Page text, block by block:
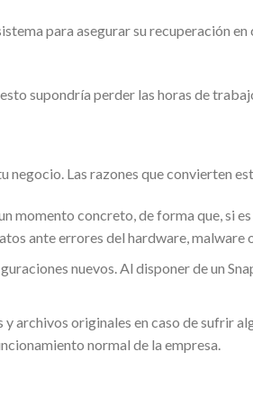
para asegurar su recuperación
supondría perder las horas de
Las razones que convierten
momento concreto, de forma que, si
ante errores del hardware, malware
nuevos. Al disponer de un
archivos originales en caso de sufrir
normal de la empresa.